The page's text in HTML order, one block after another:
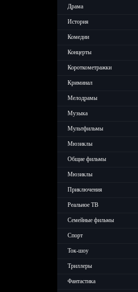
Драма
История
Комедии
Концерты
Короткометражки
Криминал
Мелодрамы
Музыка
Мультфильмы
Мюзиклы
Общие фильмы
Мюзиклы
Приключения
Реальное ТВ
Семейные фильмы
Спорт
Ток-шоу
Триллеры
Фантастика